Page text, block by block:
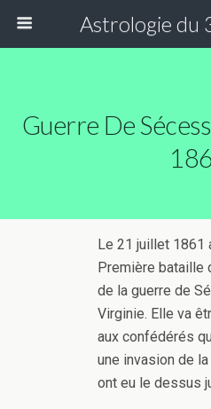
Astrologie du
Guerre De
Le 21 juillet 1861
Première bataille
de la guerre de
Virginie. Elle va
aux confédérés
une invasion de
ont eu le dessus